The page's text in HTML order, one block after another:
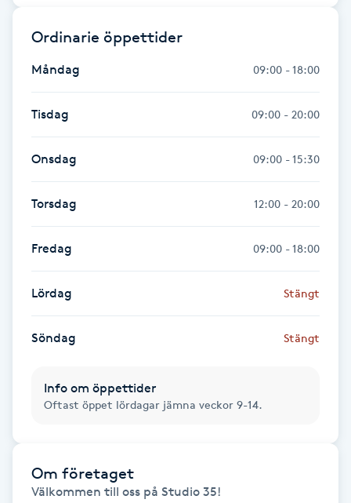
Hollywood Peel
Hot Stone Massage
Hot yoga
Hudföryngring
Huduppstramning
Hudvård
Hyaluronsyra
Hårborttagning
Ordinarie öppettider
Måndag 09:00 - 18:00
Tisdag 09:00 - 20:00
Onsdag 09:00 - 15:30
Torsdag 12:00 - 20:00
Fredag 09:00 - 18:00
Lördag Stängt
Söndag Stängt
Info om öppettider
Oftast öppet lördagar jämna veckor 9-14.
Om företaget
Välkommen till oss på Studio 35!